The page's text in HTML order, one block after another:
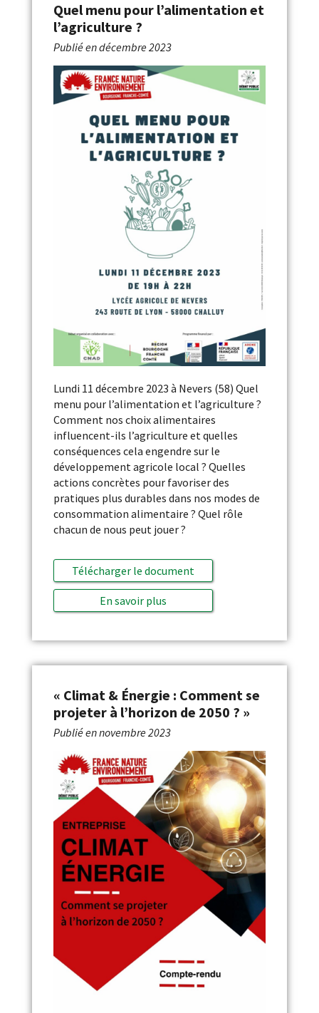
Quel menu pour l’alimentation et
l’agriculture ?
Publié endécembre 2023
Lundi 11 décembre 2023 à Nevers (58) Quel
menu pour l’alimentation et l’agriculture ?
Comment nos choix alimentaires
influencent-ils l’agriculture et quelles
conséquences cela engendre sur le
développement agricole local ? Quelles
actions concrètes pour favoriser des
pratiques plus durables dans nos modes de
consommation alimentaire ? Quel rôle
chacun de nous peut jouer ?
Télécharger le document
En savoir plus
« Climat & Énergie : Comment se
projeter à l’horizon de 2050 ? »
Publié ennovembre 2023